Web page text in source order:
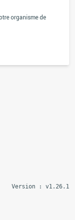
organisme de
Version : v1.26.1